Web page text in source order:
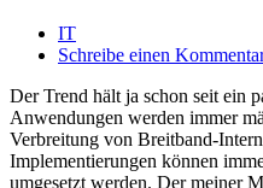
IT
Schreibe einen
Der Trend hält ja schon seit ein
Anwendungen werden immer
Verbreitung von Breitband-
Implementierungen können
umgesetzt werden. Der meiner